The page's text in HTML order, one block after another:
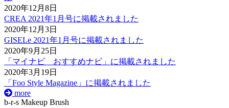
2020年12月8日
CREA 2021年1月号に掲載されました
2020年12月3日
GISELe 2021年1月号に掲載されました
2020年9月25日
「マイナビ おすすめナビ」に掲載されました
2020年3月19日
「Foo Style Magazine」に掲載されました
more
b-r-s Makeup Brush